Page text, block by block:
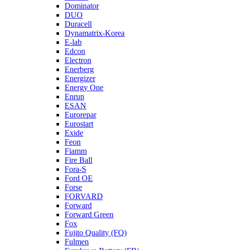
Dominator
DUO
Duracell
Dynamatrix-Korea
E-lab
Edcon
Electron
Enerberg
Energizer
Energy One
Enrun
ESAN
Eurorepar
Eurostart
Exide
Feon
Fiamm
Fire Ball
Fora-S
Ford OE
Forse
FORVARD
Forward
Forward Green
Fox
Fujito Quality (FQ)
Fulmen